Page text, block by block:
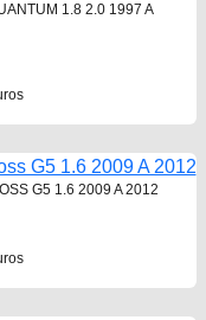
1.8 2.0 1997 A
G5 1.6 2009 A 2012